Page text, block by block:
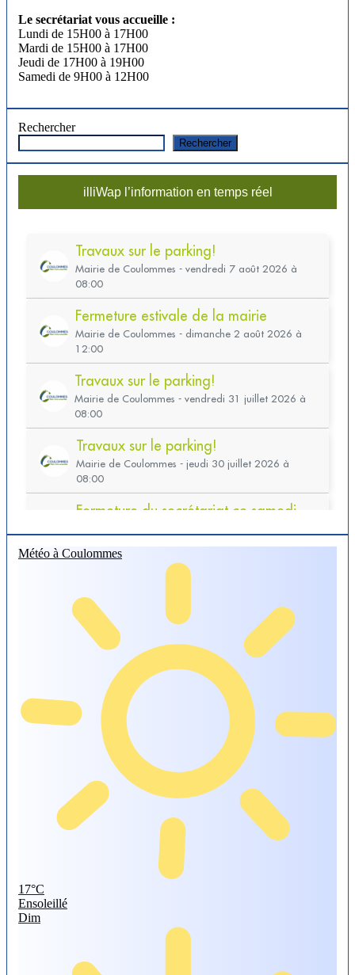
Le secrétariat vous accueille :
Lundi de 15H00 à 17H00
Mardi de 15H00 à 17H00
Jeudi de 17H00 à 19H00
Samedi de 9H00 à 12H00
Rechercher
Rechercher
illiWap l’information en temps réel
Météo à Coulommes
17°C
Ensoleillé
Dim